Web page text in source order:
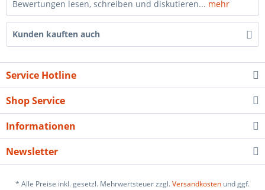
Bewertungen lesen, schreiben und diskutieren... mehr
Kunden kauften auch
Service Hotline
Shop Service
Informationen
Newsletter
* Alle Preise inkl. gesetzl. Mehrwertsteuer zzgl.Versandkosten und ggf.